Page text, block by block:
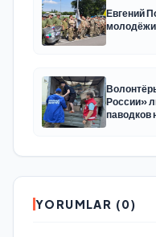
Евгений
молодёжи
России»
паводков
YORUMLAR (0)